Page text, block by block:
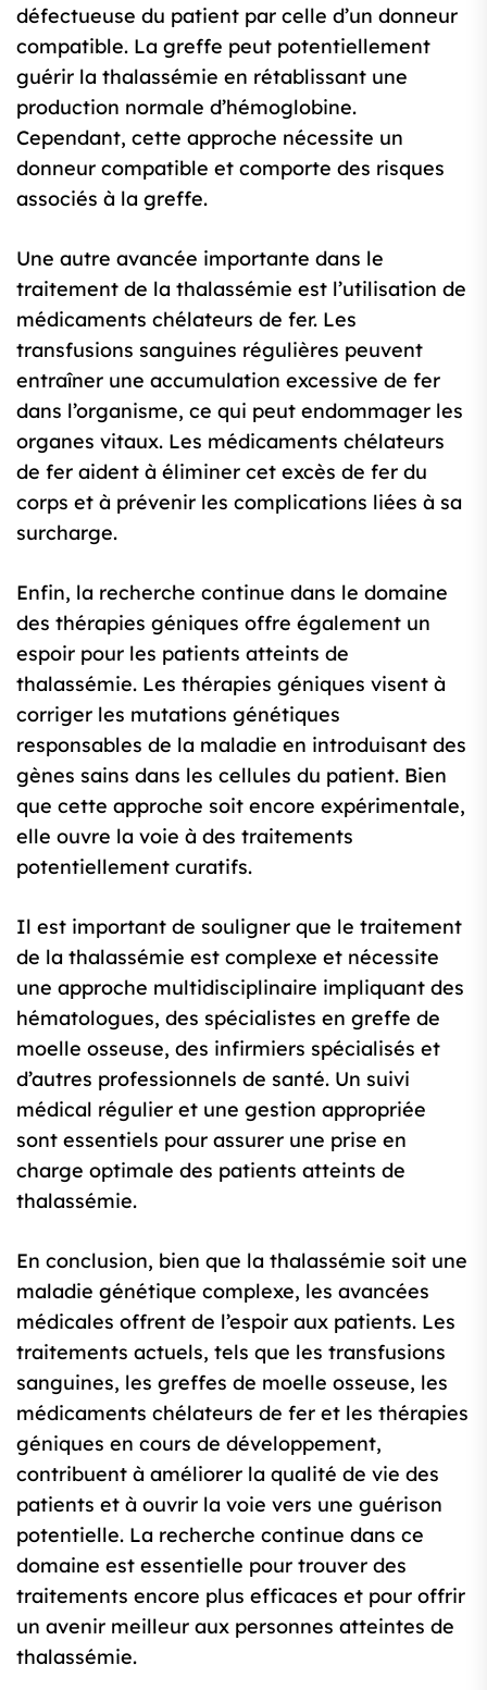
défectueuse du patient par celle d’un donneur
compatible. La greffe peut potentiellement
guérir la thalassémie en rétablissant une
production normale d’hémoglobine.
Cependant, cette approche nécessite un
donneur compatible et comporte des risques
associés à la greffe.
Une autre avancée importante dans le
traitement de la thalassémie est l’utilisation de
médicaments chélateurs de fer. Les
transfusions sanguines régulières peuvent
entraîner une accumulation excessive de fer
dans l’organisme, ce qui peut endommager les
organes vitaux. Les médicaments chélateurs
de fer aident à éliminer cet excès de fer du
corps et à prévenir les complications liées à sa
surcharge.
Enfin, la recherche continue dans le domaine
des thérapies géniques offre également un
espoir pour les patients atteints de
thalassémie. Les thérapies géniques visent à
corriger les mutations génétiques
responsables de la maladie en introduisant des
gènes sains dans les cellules du patient. Bien
que cette approche soit encore expérimentale,
elle ouvre la voie à des traitements
potentiellement curatifs.
Il est important de souligner que le traitement
de la thalassémie est complexe et nécessite
une approche multidisciplinaire impliquant des
hématologues, des spécialistes en greffe de
moelle osseuse, des infirmiers spécialisés et
d’autres professionnels de santé. Un suivi
médical régulier et une gestion appropriée
sont essentiels pour assurer une prise en
charge optimale des patients atteints de
thalassémie.
En conclusion, bien que la thalassémie soit une
maladie génétique complexe, les avancées
médicales offrent de l’espoir aux patients. Les
traitements actuels, tels que les transfusions
sanguines, les greffes de moelle osseuse, les
médicaments chélateurs de fer et les thérapies
géniques en cours de développement,
contribuent à améliorer la qualité de vie des
patients et à ouvrir la voie vers une guérison
potentielle. La recherche continue dans ce
domaine est essentielle pour trouver des
traitements encore plus efficaces et pour offrir
un avenir meilleur aux personnes atteintes de
thalassémie.